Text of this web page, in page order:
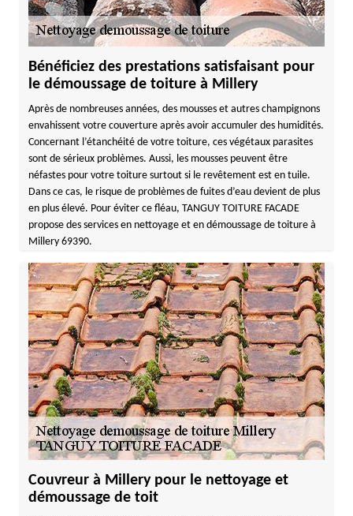
Bénéficiez des prestations satisfaisant pour
le démoussage de toiture à Millery
Après de nombreuses années, des mousses et autres champignons
envahissent votre couverture après avoir accumuler des humidités.
Concernant l’étanchéité de votre toiture, ces végétaux parasites
sont de sérieux problèmes. Aussi, les mousses peuvent être
néfastes pour votre toiture surtout si le revêtement est en tuile.
Dans ce cas, le risque de problèmes de fuites d’eau devient de plus
en plus élevé. Pour éviter ce fléau, TANGUY TOITURE FACADE
propose des services en nettoyage et en démoussage de toiture à
Millery 69390.
Couvreur à Millery pour le nettoyage et
démoussage de toit